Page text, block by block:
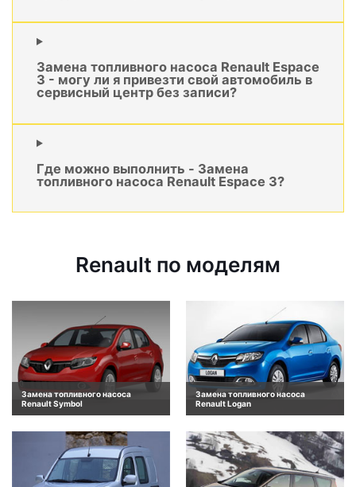
Замена топливного насоса Renault Espace
3 - могу ли я привезти свой автомобиль в
сервисный центр без записи?
Где можно выполнить - Замена
топливного насоса Renault Espace 3?
Renault по моделям
Замена топливного насоса
Renault Symbol
Замена топливного насоса
Renault Logan